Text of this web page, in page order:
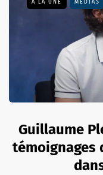
A LA UNE MÉDIAS
Guillaume
témoignages